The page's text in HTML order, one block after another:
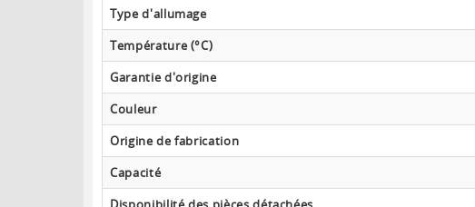
Type d'allumage
Température (°C)
Garantie d'origine
Couleur
Origine de fabrication
Capacité